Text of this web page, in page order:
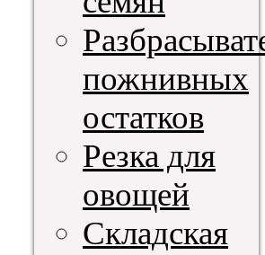
пожнивных
остатков
Резка для
овощей
Складская